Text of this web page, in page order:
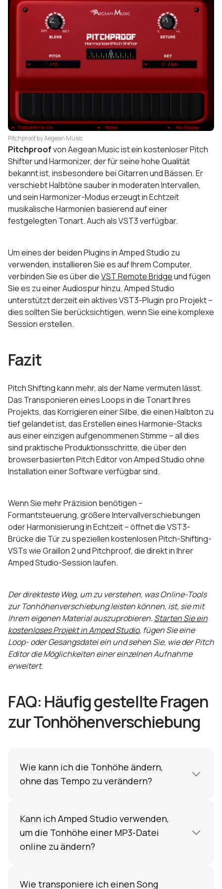
Pitchproof by Aegean Music
Pitchproofvon Aegean Music ist ein kostenloser Pitch
Shifter und Harmonizer, der für seine hohe Qualität
bekannt ist, insbesondere bei Gitarren und Bässen. Er
verschiebt Halbtöne sauber in moderaten Intervallen,
und sein Harmonizer-Modus erzeugt in Echtzeit
musikalische Harmonien basierend auf einer
festgelegten Tonart. Auch als VST3 verfügbar.
Um eines der beiden Plugins in Amped Studio zu
verwenden, installieren Sie es auf Ihrem Computer,
verbinden Sie es über dieVST Remote Bridgeund fügen
Sie es zu einer Audiospur hinzu. Amped Studio
unterstützt derzeit ein aktives VST3-Plugin pro Projekt –
dies sollten Sie berücksichtigen, wenn Sie eine komplexe
Session erstellen.
Fazit
Pitch Shifting kann mehr, als der Name vermuten lässt.
Das Transponieren eines Loops in die Tonart Ihres
Projekts, das Korrigieren einer Silbe, die einen Halbton zu
tief gelandet ist, das Erstellen eines Harmonie-Stacks
aus einer einzigen aufgenommenen Stimme – all dies
sind praktische Produktionsschritte, die über den
browserbasierten Pitch Editor von Amped Studio ohne
Installation einer Software verfügbar sind.
Wenn Sie mehr Präzision benötigen –
Formantsteuerung, größere Intervallverschiebungen
oder Harmonisierung in Echtzeit – öffnet die VST3-
Brücke die Tür zu speziellen kostenlosen Pitch-Shifting-
VSTs wie Graillon 2 und Pitchproof, die direkt in Ihrer
Amped Studio-Session laufen.
Der direkteste Weg, um zu verstehen, was Online-Tools
zur Tonhöhenverschiebung leisten können, ist, sie mit
Ihrem eigenen Material auszuprobieren. Starten Sie ein
kostenloses Projekt in Amped Studio, fügen Sie eine
Loop- oder Gesangsdatei ein und sehen Sie, wie der Pitch
Editor die Möglichkeiten einer einzelnen Aufnahme
erweitert.
FAQ: Häufig gestellte Fragen
zur Tonhöhenverschiebung
Wie kann ich die Tonhöhe ändern,
ohne das Tempo zu verändern?
Tool, das Tonhöhe und Zeit unabhängig
voneinander trennt. In Amped Studio erledigt
der Pitch Editor dies automatisch – er
verschiebt die Tonhöhe in Halbtonschritten,
Kann ich Amped Studio verwenden,
um die Tonhöhe einer MP3-Datei
online zu ändern?
in Amped Studio, wenden Sie den Pitch Editor
Wie transponiere ich einen Song